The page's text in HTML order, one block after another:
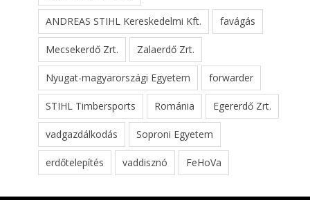
ANDREAS STIHL Kereskedelmi Kft. favágás
Mecsekerdő Zrt. Zalaerdő Zrt.
Nyugat-magyarországi Egyetem forwarder
STIHL Timbersports Románia Egererdő Zrt.
vadgazdálkodás Soproni Egyetem
erdőtelepítés vaddisznó FeHoVa